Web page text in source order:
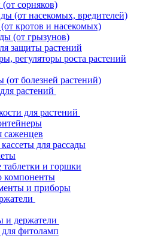
сорняков)
(от насекомых, вредителей)
кротов и насекомых)
(от грызунов)
защиты растений
регуляторы роста растений
болезней растений)
растений
для растений
саженцев
для рассады
и горшки
компоненты
и приборы
и держатели
фитоламп